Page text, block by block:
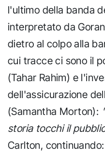
l'ultimo della banda
interpretato da
dietro al colpo alla
cui tracce ci sono il
(Tahar Rahim) e
dell'assicurazione
(Samantha Morton):
storia tocchi il
Carlton, continuando: